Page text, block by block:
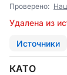
Проверено:
Удалена из
Источники
КАТО